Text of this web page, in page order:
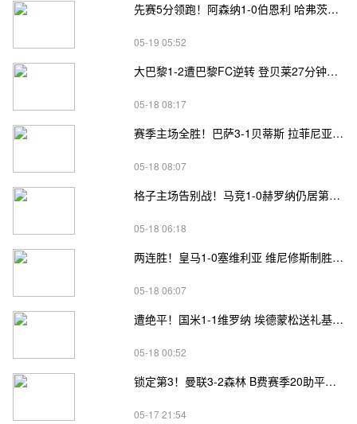
先赛5分领跑！阿森纳1-0伯恩利 哈弗茨制胜+蹬踏染黄 萨卡献助攻
05-19 05:52
大巴黎1-2遭巴黎FC逆转 登贝莱27分钟伤退 戈里替补双响+读秒绝杀
05-18 08:17
赛季主场全胜！巴萨3-1贝蒂斯 拉菲尼亚双响坎塞洛破门伊斯科点射
05-18 08:07
格子主场告别战！马竞1-0赫罗纳仍居第四 格子助攻卢克曼制胜球
05-18 06:18
两连胜！皇马1-0塞维利亚 维尼修斯制胜马斯坦托诺中柱姆总失良机
05-18 06:07
遭绝平！国米1-1维罗纳 埃德蒙松送礼基隆·鲍伊绝平劳塔罗失良机
05-18 00:52
锁定第3！曼联3-2森林 B费赛季20助平英超纪录 卡塞米罗主场告别
05-17 21:54